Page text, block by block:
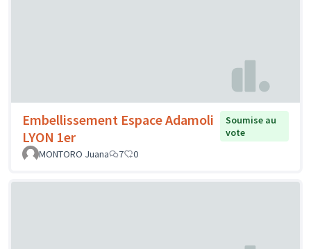
Embellissement Espace Adamoli
LYON 1er
Soumise au
vote
MONTORO Juana
7 0